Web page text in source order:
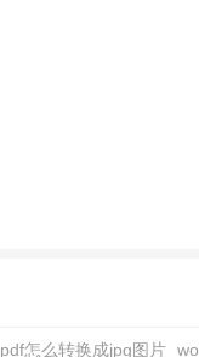
pdf怎么转换成jpg图片